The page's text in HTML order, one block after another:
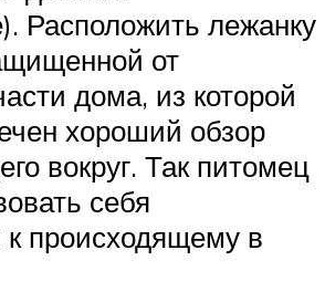
Расположить лежанку
от
дома, из которой
хороший обзор
вокруг. Так питомец
себя
происходящему в